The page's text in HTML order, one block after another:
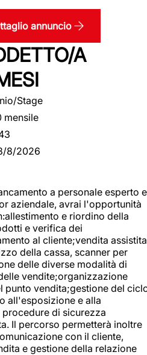
annuncio
A
Stage
mensile
8/2026
a personale esperto e
aziendale, avrai l'opportunità
e riordino della
e verifica dei
al cliente;vendita assistita
della cassa, scanner per
delle diverse modalità di
vendite;organizzazione
punto vendita;gestione del
all'esposizione e alla
di sicurezza
Il percorso permetterà inoltre
con il cliente,
e gestione della relazione